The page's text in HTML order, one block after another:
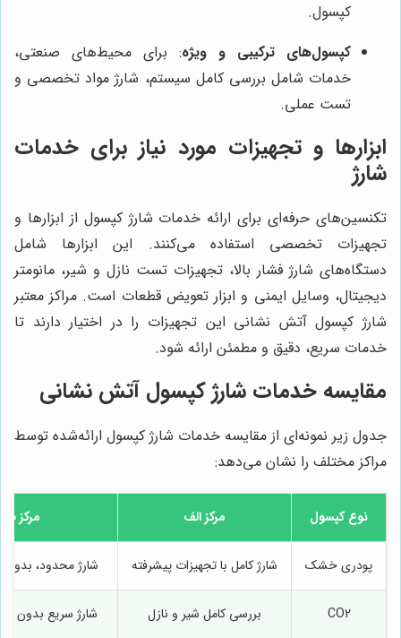
کپسول.
کپسول‌های ترکیبی و ویژه: برای محیط‌های صنعتی،
خدمات شامل بررسی کامل سیستم، شارژ مواد تخصصی و
تست عملی.
ابزارها و تجهیزات مورد نیاز برای خدمات
شارژ
تکنسین‌های حرفه‌ای برای ارائه خدمات شارژ کپسول از ابزارها و
تجهیزات تخصصی استفاده می‌کنند. این ابزارها شامل
دستگاه‌های شارژ فشار بالا، تجهیزات تست نازل و شیر، مانومتر
دیجیتال، وسایل ایمنی و ابزار تعویض قطعات است. مراکز معتبر
شارژ کپسول آتش نشانی این تجهیزات را در اختیار دارند تا
خدمات سریع، دقیق و مطمئن ارائه شود.
مقایسه خدمات شارژ کپسول آتش نشانی
جدول زیر نمونه‌ای از مقایسه خدمات شارژ کپسول ارائه‌شده توسط
مراکز مختلف را نشان می‌دهد:
نوع کپسول مرکز الف مرکز ب
پودری خشک شارژ کامل با تجهیزات پیشرفته شارژ محدود،
CO2 بررسی کامل شیر و نازل شارژ سریع بدون